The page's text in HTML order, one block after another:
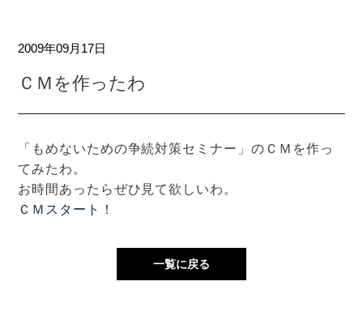
2009年09月17日
ＣＭを作ったわ
「もめないための争続対策セミナー」のＣＭを作っ
てみたわ。
お時間あったらぜひ見て欲しいわ。
ＣＭスタート！
一覧に戻る
相続の
アクセスマップ
お電話・